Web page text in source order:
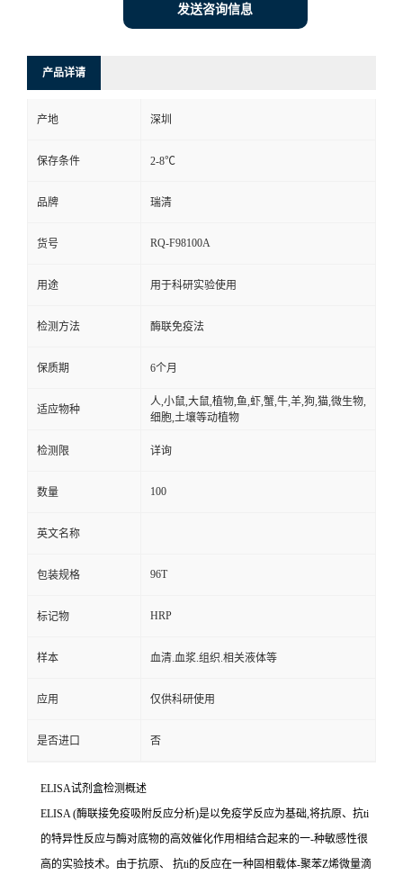
发送咨询信息
产品详请
产地 深圳
保存条件 2-8℃
品牌 瑞清
货号 RQ-F98100A
用途 用于科研实验使用
检测方法 酶联免疫法
保质期 6个月
适应物种
人,小鼠,大鼠,植物,鱼,虾,蟹,牛,羊,狗,猫,微生物,
细胞,土壤等动植物
检测限 详询
数量 100
英文名称
包装规格 96T
标记物 HRP
样本 血清.血浆.组织.相关液体等
应用 仅供科研使用
是否进口 否
ELISA试剂盒检测概述
ELISA (酶联接免疫吸附反应分析)是以免疫学反应为基础,将抗原、 抗ti
的特异性反应与酶对底物的高效催化作用相结合起来的一-种敏感性很
高的实验技术。由于抗原、 抗ti的反应在一种固相载体-聚苯Z烯微量滴